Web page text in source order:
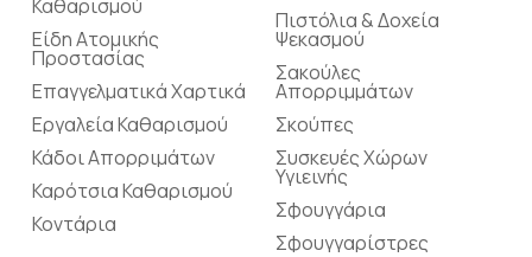
Καθαρισμού
Είδη Ατομικής
Προστασίας
Επαγγελματικά Χαρτικά
Εργαλεία Καθαρισμού
Κάδοι Απορριμάτων
Καρότσια Καθαρισμού
Κοντάρια
Πιστόλια & Δοχεία
Ψεκασμού
Σακούλες
Απορριμμάτων
Σκούπες
Συσκευές Χώρων
Υγιεινής
Σφουγγάρια
Σφουγγαρίστρες